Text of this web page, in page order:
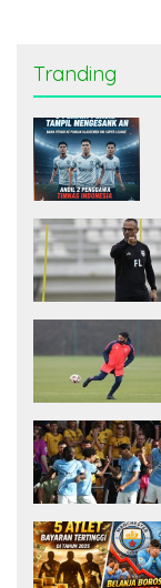
Tranding